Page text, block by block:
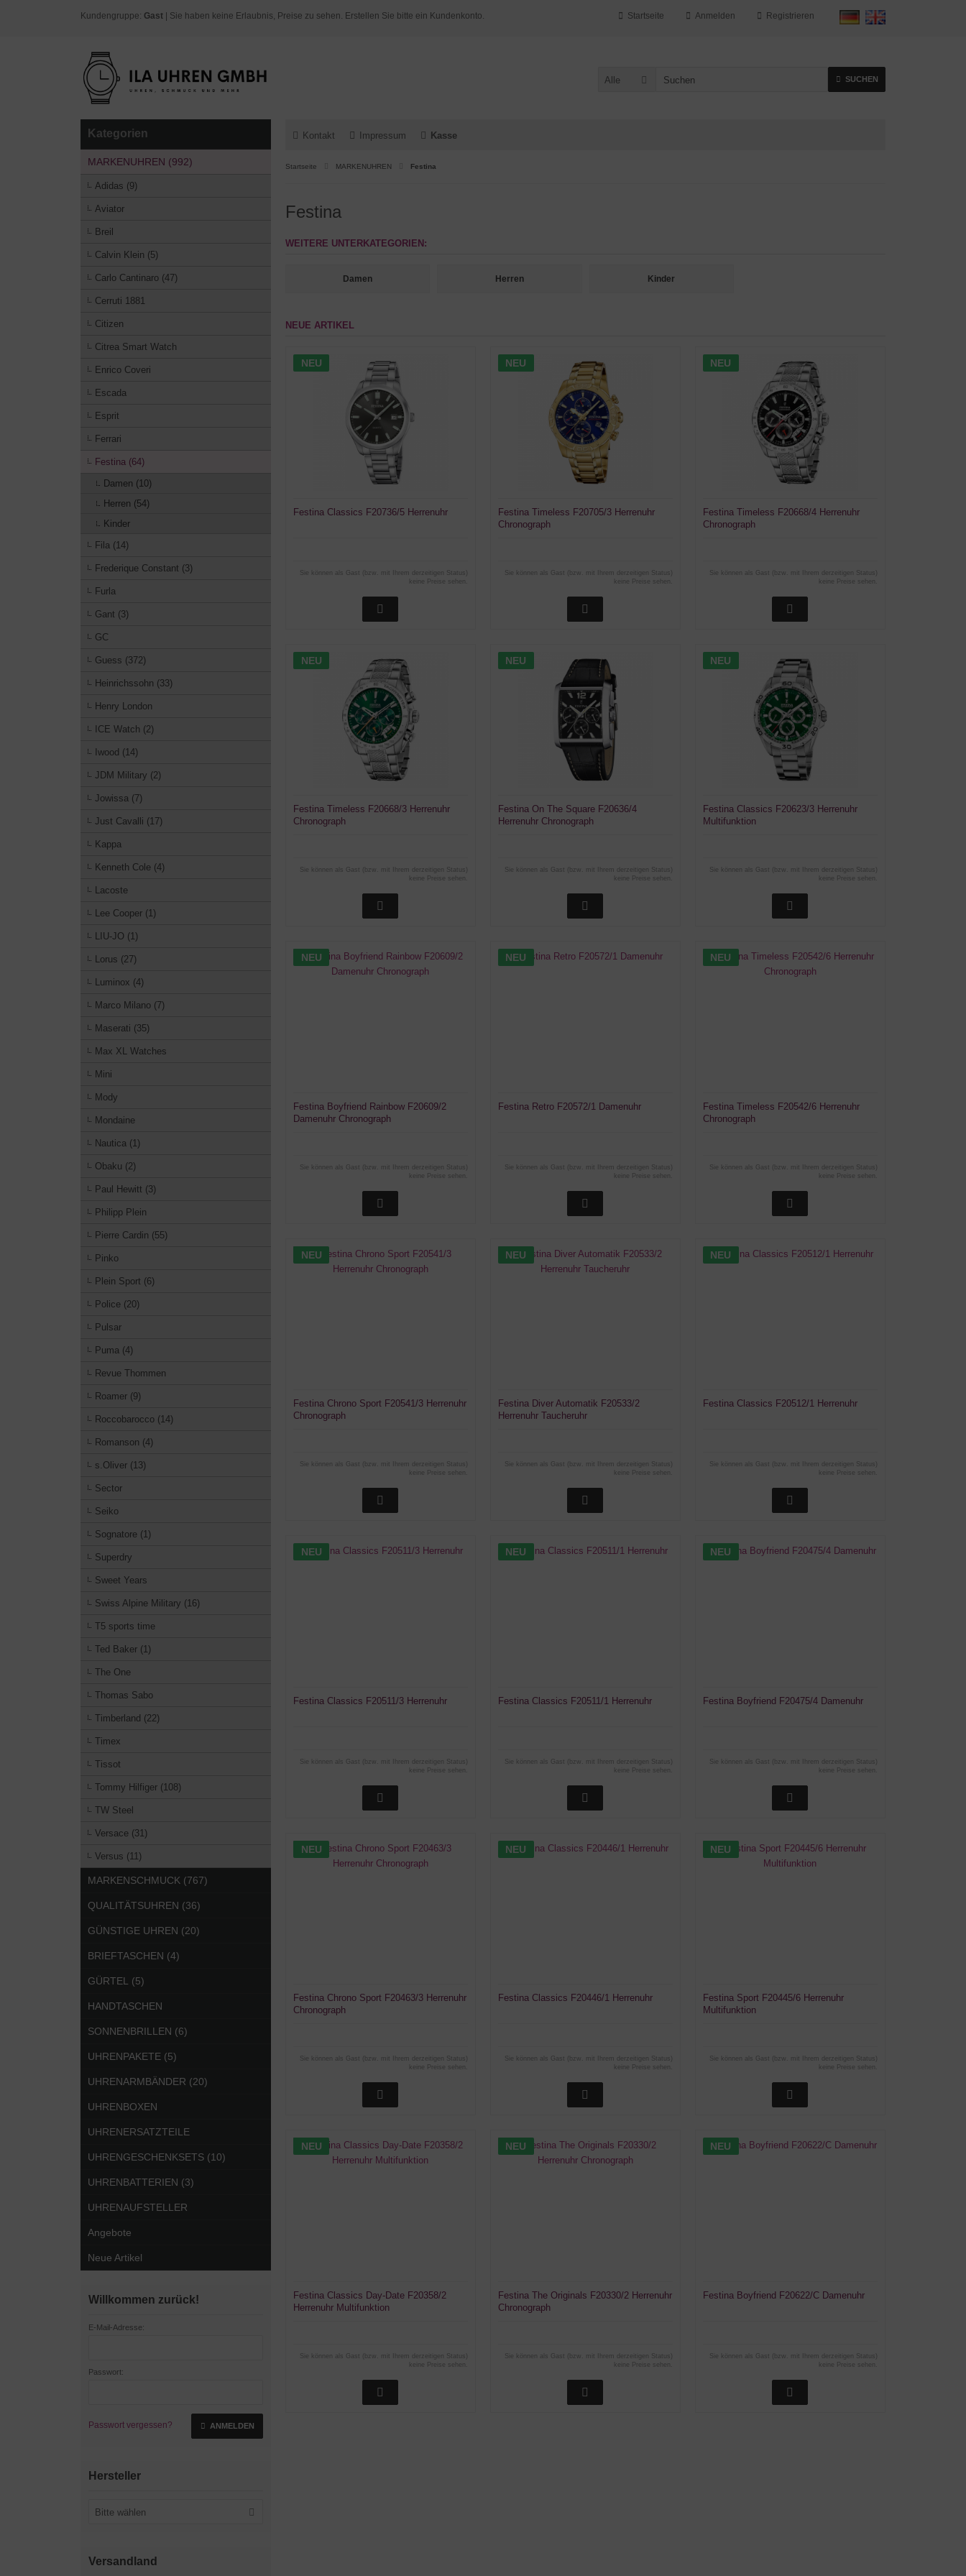
Kundengruppe: Gast | Sie haben keine Erlaubnis, Preise zu sehen. Erstellen Sie bitte ein Kundenkonto. Registrieren
Anmelden
Startseite
Alle SUCHEN
Kontakt Impressum Kasse
Startseite MARKENUHREN Festina
Festina
WEITERE UNTERKATEGORIEN:
Damen Herren Kinder
NEUE ARTIKEL
NEU
Festina Classics F20736/5 Herrenuhr
Sie können als Gast (bzw. mit Ihrem derzeitigen Status)
keine Preise sehen.
NEU
Festina Timeless F20705/3 Herrenuhr
Chronograph
Sie können als Gast (bzw. mit Ihrem derzeitigen Status)
keine Preise sehen.
NEU
Festina Timeless F20668/4 Herrenuhr
Chronograph
Sie können als Gast (bzw. mit Ihrem derzeitigen Status)
keine Preise sehen.
NEU
Festina Timeless F20668/3 Herrenuhr
Chronograph
Sie können als Gast (bzw. mit Ihrem derzeitigen Status)
keine Preise sehen.
NEU
Festina On The Square F20636/4
Herrenuhr Chronograph
Sie können als Gast (bzw. mit Ihrem derzeitigen Status)
keine Preise sehen.
NEU
Festina Classics F20623/3 Herrenuhr
Multifunktion
Sie können als Gast (bzw. mit Ihrem derzeitigen Status)
keine Preise sehen.
NEU
Festina Boyfriend Rainbow F20609/2
Damenuhr Chronograph
Sie können als Gast (bzw. mit Ihrem derzeitigen Status)
keine Preise sehen.
NEU
Festina Retro F20572/1 Damenuhr
Sie können als Gast (bzw. mit Ihrem derzeitigen Status)
keine Preise sehen.
NEU
Festina Timeless F20542/6 Herrenuhr
Chronograph
Sie können als Gast (bzw. mit Ihrem derzeitigen Status)
keine Preise sehen.
NEU
Festina Chrono Sport F20541/3 Herrenuhr
Chronograph
Sie können als Gast (bzw. mit Ihrem derzeitigen Status)
keine Preise sehen.
NEU
Festina Diver Automatik F20533/2
Herrenuhr Taucheruhr
Sie können als Gast (bzw. mit Ihrem derzeitigen Status)
keine Preise sehen.
NEU
Festina Classics F20512/1 Herrenuhr
Sie können als Gast (bzw. mit Ihrem derzeitigen Status)
keine Preise sehen.
NEU
Festina Classics F20511/3 Herrenuhr
Sie können als Gast (bzw. mit Ihrem derzeitigen Status)
keine Preise sehen.
NEU
Festina Classics F20511/1 Herrenuhr
Sie können als Gast (bzw. mit Ihrem derzeitigen Status)
keine Preise sehen.
NEU
Festina Boyfriend F20475/4 Damenuhr
Sie können als Gast (bzw. mit Ihrem derzeitigen Status)
keine Preise sehen.
NEU
Festina Chrono Sport F20463/3 Herrenuhr
Chronograph
Sie können als Gast (bzw. mit Ihrem derzeitigen Status)
keine Preise sehen.
NEU
Festina Classics F20446/1 Herrenuhr
Sie können als Gast (bzw. mit Ihrem derzeitigen Status)
keine Preise sehen.
NEU
Festina Sport F20445/6 Herrenuhr
Multifunktion
Sie können als Gast (bzw. mit Ihrem derzeitigen Status)
keine Preise sehen.
NEU
Festina Classics Day-Date F20358/2
Herrenuhr Multifunktion
Sie können als Gast (bzw. mit Ihrem derzeitigen Status)
keine Preise sehen.
NEU
Festina The Originals F20330/2 Herrenuhr
Chronograph
Sie können als Gast (bzw. mit Ihrem derzeitigen Status)
keine Preise sehen.
NEU
Festina Boyfriend F20622/C Damenuhr
Sie können als Gast (bzw. mit Ihrem derzeitigen Status)
keine Preise sehen.
Kategorien
MARKENUHREN (992)
Adidas (9)
Aviator
Breil
Calvin Klein (5)
Carlo Cantinaro (47)
Cerruti 1881
Citizen
Citrea Smart Watch
Enrico Coveri
Escada
Esprit
Ferrari
Festina (64)
Damen (10)
Herren (54)
Kinder
Fila (14)
Frederique Constant (3)
Furla
Gant (3)
GC
Guess (372)
Heinrichssohn (33)
Henry London
ICE Watch (2)
Iwood (14)
JDM Military (2)
Jowissa (7)
Just Cavalli (17)
Kappa
Kenneth Cole (4)
Lacoste
Lee Cooper (1)
LIU-JO (1)
Lorus (27)
Luminox (4)
Marco Milano (7)
Maserati (35)
Max XL Watches
Mini
Mody
Mondaine
Nautica (1)
Obaku (2)
Paul Hewitt (3)
Philipp Plein
Pierre Cardin (55)
Pinko
Plein Sport (6)
Police (20)
Pulsar
Puma (4)
Revue Thommen
Roamer (9)
Roccobarocco (14)
Romanson (4)
s.Oliver (13)
Sector
Seiko
Sognatore (1)
Superdry
Sweet Years
Swiss Alpine Military (16)
T5 sports time
Ted Baker (1)
The One
Thomas Sabo
Timberland (22)
Timex
Tissot
Tommy Hilfiger (108)
TW Steel
Versace (31)
Versus (11)
MARKENSCHMUCK (767)
QUALITÄTSUHREN (36)
GÜNSTIGE UHREN (20)
BRIEFTASCHEN (4)
GÜRTEL (5)
HANDTASCHEN
SONNENBRILLEN (6)
UHRENPAKETE (5)
UHRENARMBÄNDER (20)
UHRENBOXEN
UHRENERSATZTEILE
UHRENGESCHENKSETS (10)
UHRENBATTERIEN (3)
UHRENAUFSTELLER
Angebote
Neue Artikel
Willkommen zurück!
E-Mail-Adresse:
Passwort:
Passwort vergessen? ANMELDEN
Hersteller
Bitte wählen
Versandland